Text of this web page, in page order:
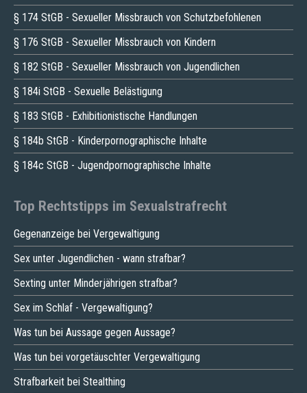
§ 174 StGB - Sexueller Missbrauch von Schutzbefohlenen
§ 176 StGB - Sexueller Missbrauch von Kindern
§ 182 StGB - Sexueller Missbrauch von Jugendlichen
§ 184i StGB - Sexuelle Belästigung
§ 183 StGB - Exhibitionistische Handlungen
§ 184b StGB - Kinderpornographische Inhalte
§ 184c StGB - Jugendpornographische Inhalte
Top Rechtstipps im Sexualstrafrecht
Gegenanzeige bei Vergewaltigung
Sex unter Jugendlichen - wann strafbar?
Sexting unter Minderjährigen strafbar?
Sex im Schlaf - Vergewaltigung?
Was tun bei Aussage gegen Aussage?
Was tun bei vorgetäuschter Vergewaltigung
Strafbarkeit bei Stealthing